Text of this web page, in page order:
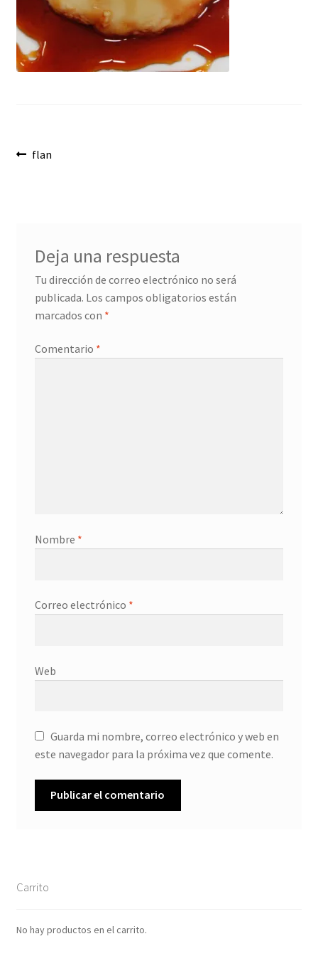
Finalizar compra
Mi cuenta
Pescados y Mariscos
Política de Privacidad Y Cookies
Navegación
Anterior:
flan
Deja una respuesta
Tu dirección de correo electrónico no será
publicada. Los campos obligatorios están
marcados con *
Comentario *
Nombre *
Correo electrónico *
Web
Guarda mi nombre, correo electrónico y web en
este navegador para la próxima vez que comente.
Carrito
No hay productos en el carrito.